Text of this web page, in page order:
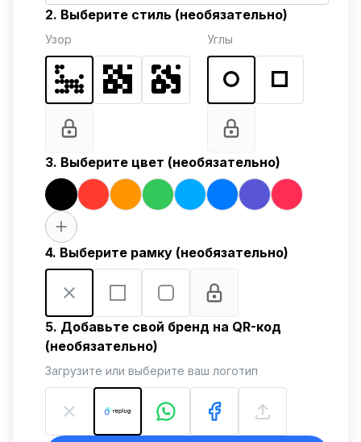
2. Выберите стиль (необязательно)
Узор Углы
3. Выберите цвет (необязательно)
4. Выберите рамку (необязательно)
5. Добавьте свой бренд на QR-код
(необязательно)
Загрузите или выберите ваш логотип